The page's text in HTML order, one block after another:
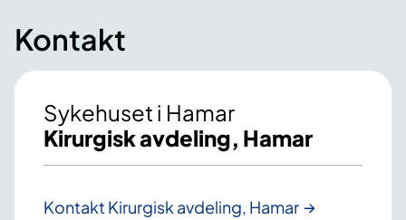
Kontakt
Sykehuset i Hamar
Kirurgisk avdeling, Hamar
Kontakt Kirurgisk avdeling, Hamar